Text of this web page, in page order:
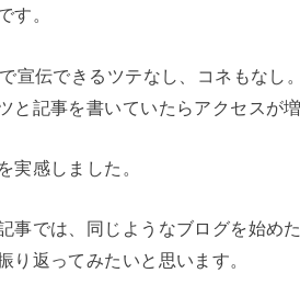
す。
宣伝できるツテなし、コネもなし
と記事を書いていたらアクセスが増
実感しました。
事では、同じようなブログを始め
り返ってみたいと思います。